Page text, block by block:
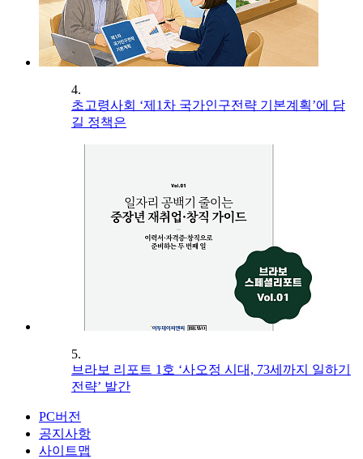
4.
초고령사회 ‘제1차 국가인구전략 기본계획’에 담
길 정책은
5.
브라보 리포트 1호 ‘사오정 시대, 73세까지 일하기
전략’ 발간
PC버전
공지사항
사이트맵